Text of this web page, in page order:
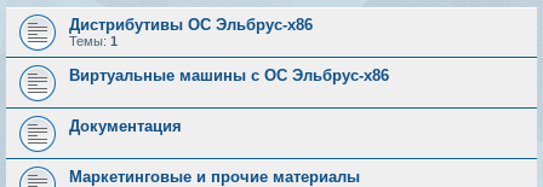
Дистрибутивы ОС Эльбрус-x86
Темы: 1
Виртуальные машины с ОС Эльбрус-x86
Документация
Маркетинговые и прочие материалы